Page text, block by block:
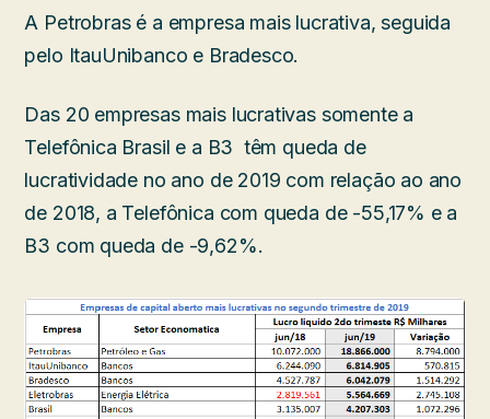
A Petrobras é a empresa mais lucrativa, seguida
pelo ItauUnibanco e Bradesco.
Das 20 empresas mais lucrativas somente a
Telefônica Brasil e a B3 têm queda de
lucratividade no ano de 2019 com relação ao ano
de 2018, a Telefônica com queda de -55,17% e a
B3 com queda de -9,62%.